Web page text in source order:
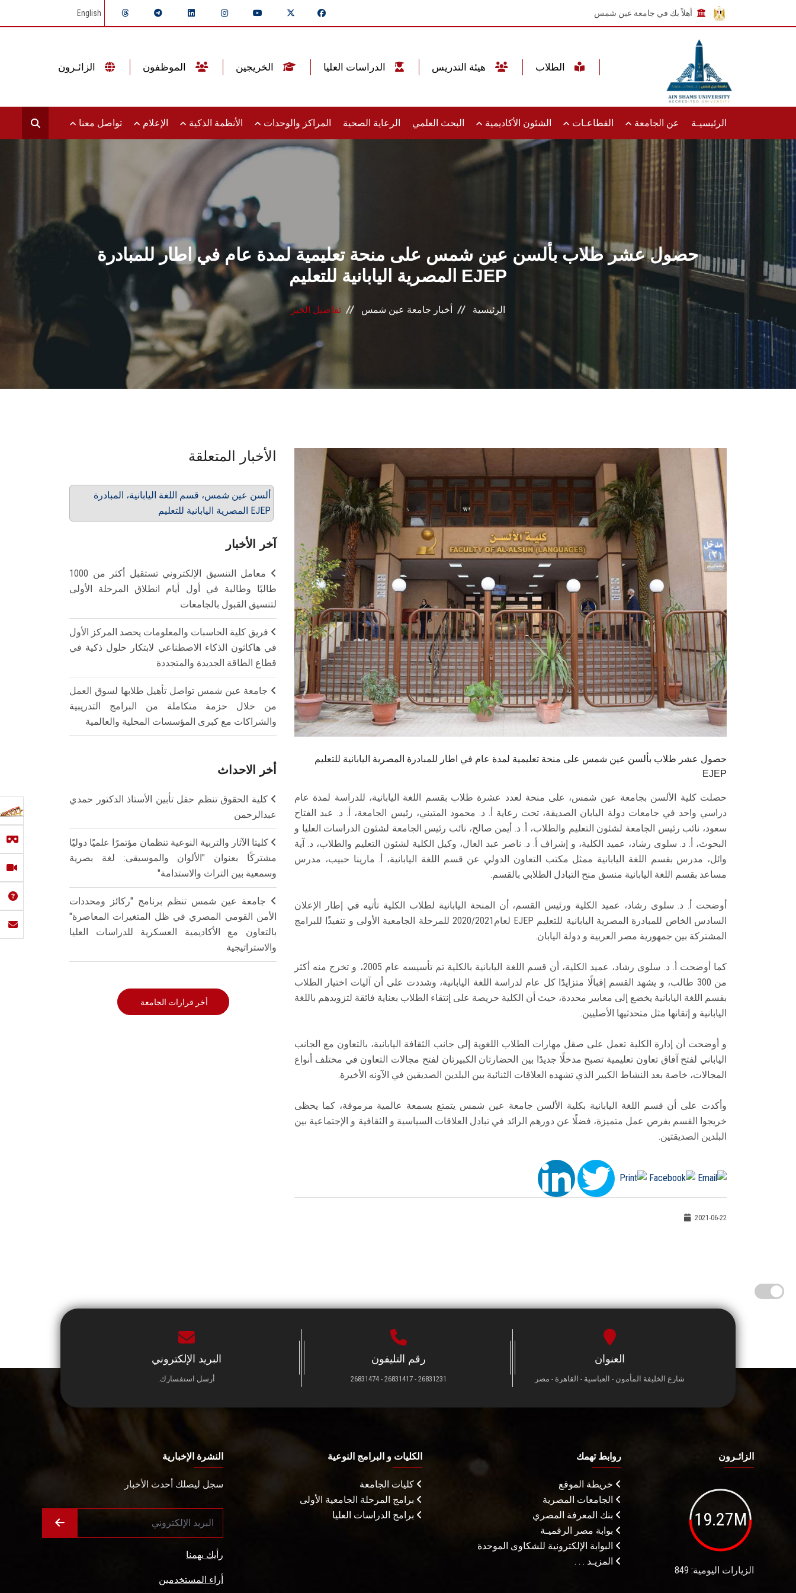
أهلاً بك في جامعة عين شمس English
الرئيسيـة عن الجامعة القطاعـات الشئون الأكاديمية البحث العلمي الرعاية الصحية المراكز والوحدات الأنظمة الذكية الإعلام تواصل معنا
حصول عشر طلاب بألسن عين شمس على منحة تعليمية لمدة عام في اطار للمبادرة
المصرية اليابانية للتعليم EJEP
الرئيسية أخبار جامعة عين شمس تفاصيل الخبر
حصول عشر طلاب بألسن عين شمس على منحة تعليمية لمدة عام في اطار للمبادرة المصرية اليابانية للتعليم
EJEP
حصلت كلية الألسن بجامعة عين شمس، على منحة لعدد عشرة طلاب بقسم اللغة اليابانية، للدراسة لمدة عام
دراسي واحد في جامعات دولة اليابان الصديقة، تحت رعاية أ. د. محمود المتيني، رئيس الجامعة، أ. د. عبد الفتاح
سعود، نائب رئيس الجامعة لشئون التعليم والطلاب، أ. د. أيمن صالح، نائب رئيس الجامعة لشئون الدراسات العليا و
البحوث، أ. د. سلوى رشاد، عميد الكلية، و إشراف أ. د. ناصر عبد العال، وكيل الكلية لشئون التعليم والطلاب، د. آية
وائل، مدرس بقسم اللغة اليابانية ممثل مكتب التعاون الدولي عن قسم اللغة اليابانية، أ. مارينا حبيب، مدرس
مساعد بقسم اللغة اليابانية منسق منح التبادل الطلابي بالقسم.
أوضحت أ. د. سلوى رشاد، عميد الكلية ورئيس القسم، أن المنحة اليابانية لطلاب الكلية تأتيه في إطار الإعلان
السادس الخاص للمبادرة المصرية اليابانية للتعليم EJEP لعام2020/2021 للمرحلة الجامعية الأولى و تنفيذًا للبرامج
المشتركة بين جمهورية مصر العربية و دولة اليابان.
كما أوضحت أ. د. سلوى رشاد، عميد الكلية، أن قسم اللغة اليابانية بالكلية تم تأسيسه عام 2005، و تخرج منه أكثر
من 300 طالب، و يشهد القسم إقبالًا متزايدًا كل عام لدراسة اللغة اليابانية، وشددت على أن آليات اختيار الطلاب
بقسم اللغة اليابانية يخضع إلى معايير محددة، حيث أن الكلية حريصة على إنتقاء الطلاب بعناية فائقة لتزويدهم باللغة
اليابانية و إتقانها مثل متحدثيها الأصليين.
و أوضحت أن إدارة الكلية تعمل على صقل مهارات الطلاب اللغوية إلى جانب الثقافة اليابانية، بالتعاون مع الجانب
الياباني لفتح آفاق تعاون تعليمية تصبح مدخلًا جديدًا بين الحضارتان الكبيرتان لفتح مجالات التعاون في مختلف أنواع
المجالات، خاصة بعد النشاط الكبير الذي تشهده العلاقات الثنائية بين البلدين الصديقين في الآونه الأخيرة.
وأكدت على أن قسم اللغة اليابانية بكلية الألسن جامعة عين شمس يتمتع بسمعة عالمية مرموقة، كما يحظى
خريجوا القسم بفرص عمل متميزة، فضلًا عن دورهم الرائد في تبادل العلاقات السياسية و الثقافية و الإجتماعية بين
البلدين الصديقتين.
2021-06-22
الأخبار المتعلقة
ألسن عين شمس، قسم اللغة اليابانية، المبادرة
المصرية اليابانية للتعليم EJEP
آخر الأخبار
معامل التنسيق الإلكتروني تستقبل أكثر من 1000
طالبًا وطالبة في أول أيام انطلاق المرحلة الأولى
لتنسيق القبول بالجامعات
فريق كلية الحاسبات والمعلومات يحصد المركز الأول
في هاكاثون الذكاء الاصطناعي لابتكار حلول ذكية في
قطاع الطاقة الجديدة والمتجددة
جامعة عين شمس تواصل تأهيل طلابها لسوق العمل
من خلال حزمة متكاملة من البرامج التدريبية
والشراكات مع كبرى المؤسسات المحلية والعالمية
أخر الاحداث
كلية الحقوق تنظم حفل تأبين الأستاذ الدكتور حمدي
عبدالرحمن
كليتا الآثار والتربية النوعية تنظمان مؤتمرًا علميًا دوليًا
مشتركًا بعنوان "الألوان والموسيقى: لغة بصرية
وسمعية بين التراث والاستدامة"
جامعة عين شمس تنظم برنامج "ركائز ومحددات
الأمن القومي المصري في ظل المتغيرات المعاصرة"
بالتعاون مع الأكاديمية العسكرية للدراسات العليا
والاستراتيجية
أخر قرارات الجامعة
العنوان
شارع الخليفة المأمون - العباسية - القاهرة - مصر
رقم التليفون
26831231 - 26831417 - 26831474
البريد الإلكتروني
أرسل استفسارك.
الزائـرون
19.27M
الزيارات اليومية: 849
روابط تهمك
خريطة الموقع
الجامعات المصرية
بنك المعرفة المصري
بوابة مصر الرقميـة
البوابة الإلكترونية للشكاوى الموحدة
المزيـد . . .
الكليات و البرامج النوعية
كليات الجامعة
برامج المرحلة الجامعية الأولى
برامج الدراسات العليا
النشرة الإخبارية
سجل ليصلك أحدث الأخبار
رأيك يهمنا
أراء المستخدمين